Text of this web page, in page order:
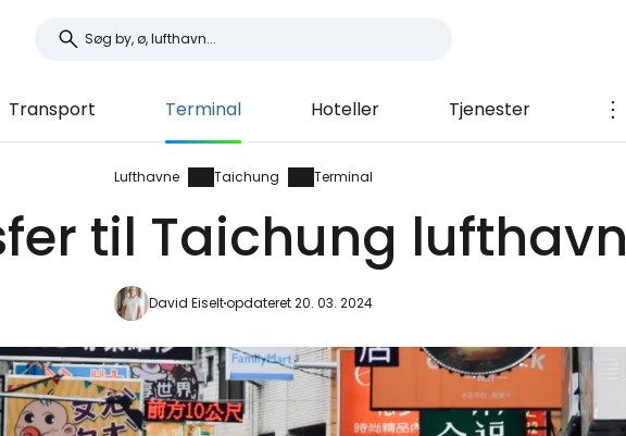
Transport Terminal Hoteller Tjenester
Lufthavne Taichung Terminal
til Taichung lufthavn
David Eiseltopdateret 20. 03. 2024